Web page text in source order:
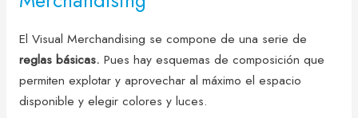
El Visual Merchandising se compone de una serie de
reglas básicas. Pues hay esquemas de composición que
permiten explotar y aprovechar al máximo el espacio
disponible y elegir colores y luces.